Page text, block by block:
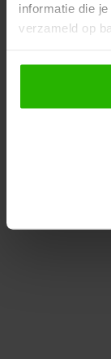
informatie die
verzameld op
Als je op
toestemming
Lees hier
Via "Cookie